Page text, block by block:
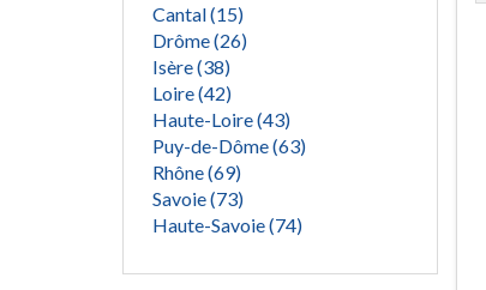
Cantal (15)
Drôme (26)
Isère (38)
Loire (42)
Haute-Loire (43)
Puy-de-Dôme (63)
Rhône (69)
Savoie (73)
Haute-Savoie (74)